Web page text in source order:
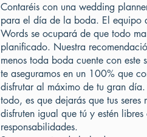
Contaréis con una wedding
para el día de la boda. El equipo
Words se ocupará de que todo
planificado. Nuestra
menos toda boda cuente con este
te aseguramos en un 100% que
disfrutar al máximo de tu gran
todo, es que dejarás que tus seres
disfruten igual que tú y estén
responsabilidades.